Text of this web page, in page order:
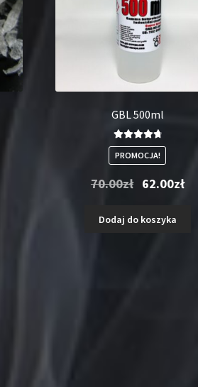
GBL 500ml
Oceniono
4.89na 5
PROMOCJA!
70.00zł
Pierwotna
70.00zł.
62.00zł
Dodaj do koszyka